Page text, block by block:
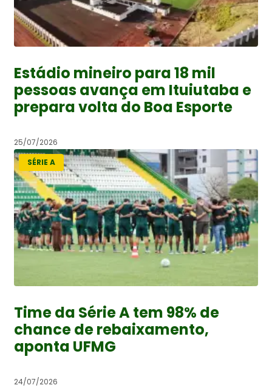
Estádio mineiro para 18 mil
pessoas avança em Ituiutaba e
prepara volta do Boa Esporte
25/07/2026
SÉRIE A
Time da Série A tem 98% de
chance de rebaixamento,
aponta UFMG
24/07/2026